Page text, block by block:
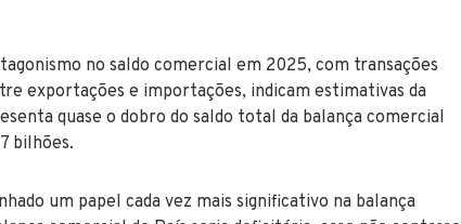
no saldo comercial em 2025, com transações
exportações e importações, indicam estimativas da
quase o dobro do saldo total da balança comercial
bilhões.
um papel cada vez mais significativo na balança